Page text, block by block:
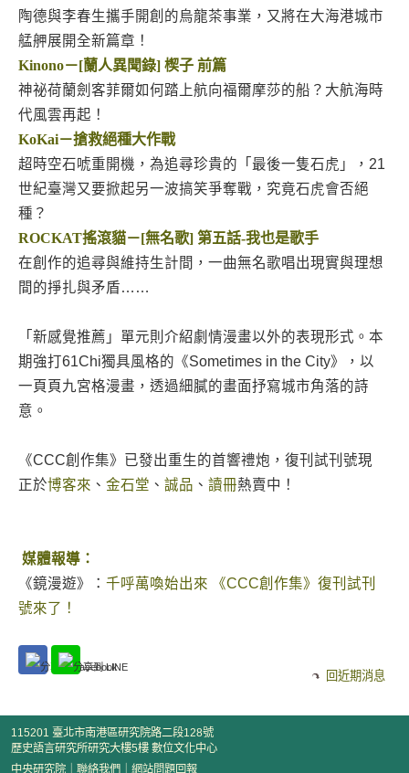
陶德與李春生攜手開創的烏龍茶事業，又將在大海港城市
艋舺展開全新篇章！
Kinono－[蘭人異聞錄] 楔子 前篇
神祕荷蘭劍客菲爾如何踏上航向福爾摩莎的船？大航海時
代風雲再起！
KoKai－搶救絕種大作戰
超時空石唬重開機，為追尋珍貴的「最後一隻石虎」，21
世紀臺灣又要掀起另一波搞笑爭奪戰，究竟石虎會否絕
種？
ROCKAT搖滾貓－[無名歌] 第五話-我也是歌手
在創作的追尋與維持生計間，一曲無名歌唱出現實與理想
間的掙扎與矛盾……
「新感覺推薦」單元則介紹劇情漫畫以外的表現形式。本
期強打61Chi獨具風格的《Sometimes in the City》，以
一頁頁九宮格漫畫，透過細膩的畫面抒寫城市角落的詩
意。
《CCC創作集》已發出重生的首響禮炮，復刊試刊號現
正於博客來 、 金石堂 、 誠品 、 讀冊熱賣中！
媒體報導：
《鏡漫遊》： 千呼萬喚始出來 《CCC創作集》復刊試刊
號來了！
回近期消息
115201 臺北市南港區研究院路二段128號
歷史語言研究所研究大樓5樓 數位文化中心
中央研究院
聯絡我們 網站問題回報